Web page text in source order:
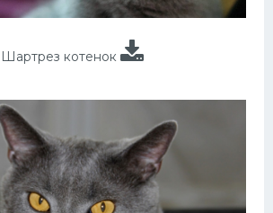
Шартрез котенок